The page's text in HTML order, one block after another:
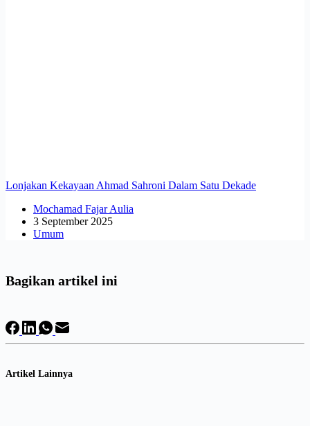
Lonjakan Kekayaan Ahmad Sahroni Dalam Satu Dekade
Mochamad Fajar Aulia
3 September 2025
Umum
Bagikan artikel ini
Artikel Lainnya